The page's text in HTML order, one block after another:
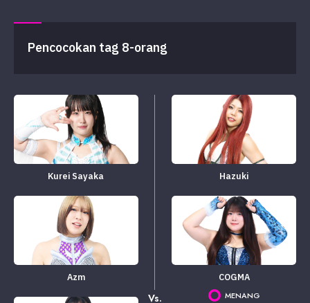
Pencocokan tag 8-orang
Kurei Sayaka
Azm
Vs.
Hazuki
COGMA
MENANG